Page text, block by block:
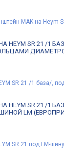
HEYM SR 21 /1
HEYM SR 21 /1
LM